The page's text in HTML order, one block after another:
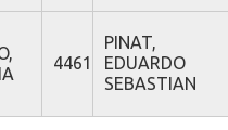
4461
PINAT,
EDUARDO
SEBASTIAN